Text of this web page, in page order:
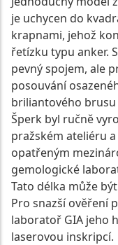
je uchycen do
krapnami, jehož
řetízku typu anker.
pevný spojem, ale
posouvání
briliantového brusu
Šperk byl ručně
pražském ateliéru
opatřeným
gemologické
Tato délka může
Pro snazší ověření
laboratoř GIA jeho
laserovou inskripcí.